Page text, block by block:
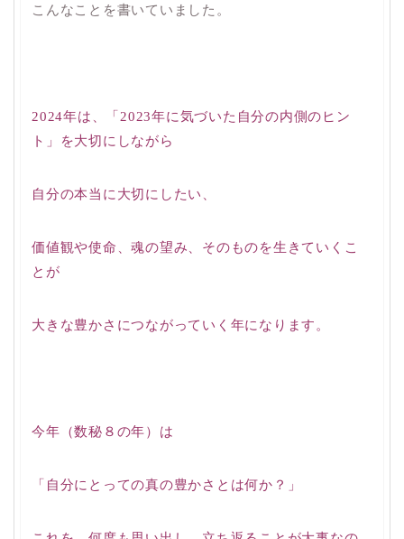
こんなことを書いていました。
2024年は、「2023年に気づいた自分の内側のヒン
ト」を大切にしながら
自分の本当に大切にしたい、
価値観や使命、魂の望み、そのものを生きていくこ
とが
大きな豊かさにつながっていく年になります。
今年（数秘８の年）は
「自分にとっての真の豊かさとは何か？」